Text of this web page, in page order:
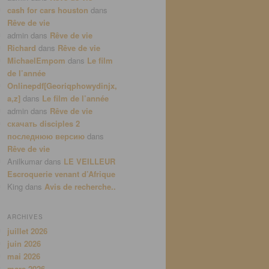
cash for cars houston dans
Rêve de vie
admin dans Rêve de vie
Richard dans Rêve de vie
MichaelEmpom dans Le film
de l’année
Onlinepdf[Georiqphowydinjx,
a,z] dans Le film de l’année
admin dans Rêve de vie
скачать disciples 2
последнюю версию dans
Rêve de vie
Anilkumar dans LE VEILLEUR
Escroquerie venant d’Afrique
King dans Avis de recherche..
ARCHIVES
juillet 2026
juin 2026
mai 2026